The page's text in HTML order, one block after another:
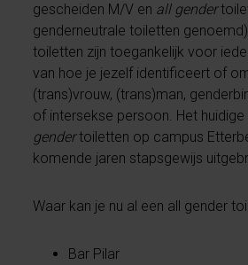
gescheiden M/V en all gender
genderneutrale toiletten
toiletten zijn toegankelijk voor
van hoe je jezelf identificeert of
(trans)vrouw, (trans)man,
of intersekse persoon. Het
gendertoiletten op campus
komende jaren stapsgewijs
Waar kan je nu al een all gender
Bar Pilar